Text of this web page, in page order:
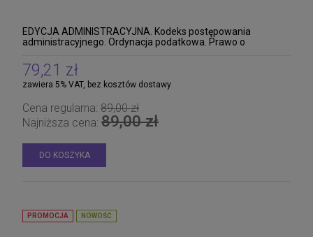
EDYCJA ADMINISTRACYJNA. Kodeks postępowania
administracyjnego. Ordynacja podatkowa. Prawo o
aktów prawnych
79,21 zł
zawiera 5% VAT, bez kosztów dostawy
Cena regularna: 89,00 zł
Najniższa cena: 89,00 zł
DO KOSZYKA
PROMOCJA NOWOŚĆ